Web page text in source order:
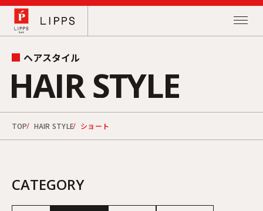
ヘアスタイル
HAIR STYLE
TOP HAIR STYLE ショート
CATEGORY